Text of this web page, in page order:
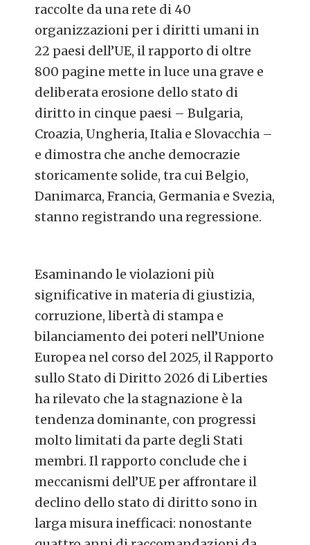
raccolte da una rete di 40
organizzazioni per i diritti umani in
22 paesi dell’UE, il rapporto di oltre
800 pagine mette in luce una grave e
deliberata erosione dello stato di
diritto in cinque paesi – Bulgaria,
Croazia, Ungheria, Italia e Slovacchia –
e dimostra che anche democrazie
storicamente solide, tra cui Belgio,
Danimarca, Francia, Germania e Svezia,
stanno registrando una regressione.
Esaminando le violazioni più
significative in materia di giustizia,
corruzione, libertà di stampa e
bilanciamento dei poteri nell’Unione
Europea nel corso del 2025, il Rapporto
sullo Stato di Diritto 2026 di Liberties
ha rilevato che la stagnazione è la
tendenza dominante, con progressi
molto limitati da parte degli Stati
membri. Il rapporto conclude che i
meccanismi dell’UE per affrontare il
declino dello stato di diritto sono in
larga misura inefficaci: nonostante